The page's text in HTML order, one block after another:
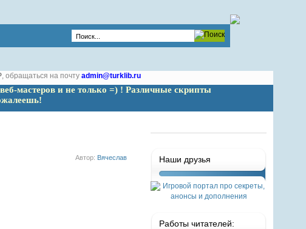
, обращаться на почту admin@turklib.ru
мастеров и не только =) ! Различные скрипты
Автор: Вячеслав Наши друзья
Работы читателей: